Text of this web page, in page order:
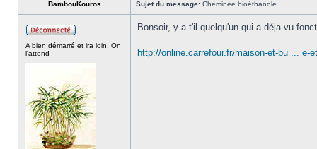
BambouKouros Sujet du message: Cheminée bioéthanole
A bien démarré et ira loin. On
l'attend
Bonsoir, y a t'il quelqu'un qui a déja vu
http://online.carrefour.fr/maison-et-bu ... e-